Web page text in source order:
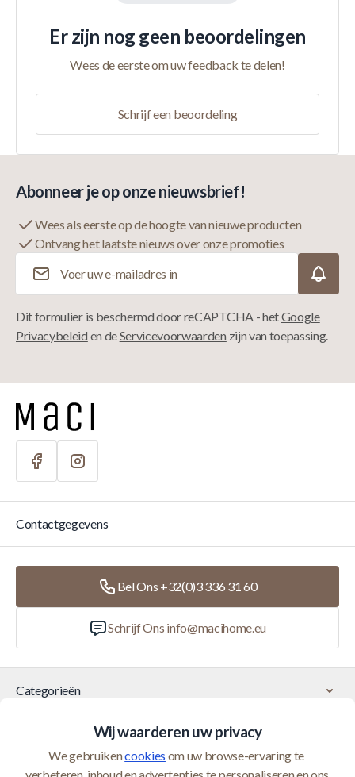
Er zijn nog geen beoordelingen
Wees de eerste om uw feedback te delen!
Schrijf een beoordeling
Wij waarderen uw privacy
We gebruiken cookies om uw browse-ervaring te
Abonneer je op onze nieuwsbrief!
Wees als eerste op de hoogte van nieuwe producten
Ontvang het laatste nieuws over onze promoties
Dit formulier is beschermd door reCAPTCHA - hetGoogle
Privacybeleid en deServicevoorwaarden zijn van toepassing.
Categorieën
Contactgegevens
Bel Ons +32(0)3 336 31 60
Schrijf Ons info@macihome.eu